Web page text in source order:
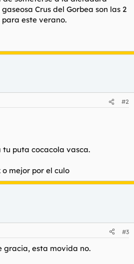
Crus del Gorbea son las 2
este verano.
#2
puta cocacola vasca.
mejor por el culo
#3
gracia, esta movida no.